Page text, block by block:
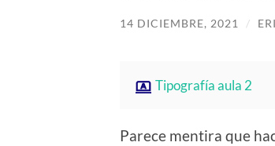
14 DICIEMBRE, 2021 /
Tipografía aula 2
Parece mentira que